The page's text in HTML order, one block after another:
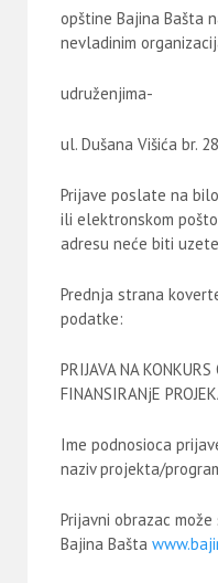
opštine Bajina Bašta
nevladinim
udruženjima-
ul. Dušana Višića br.
Prijave poslate na
ili elektronskom
adresu neće biti
Prednja strana
podatke:
PRIJAVA NA
FINANSIRANjE
Ime podnosioca
naziv projekta/
Prijavni obrazac
Bajina Bašta